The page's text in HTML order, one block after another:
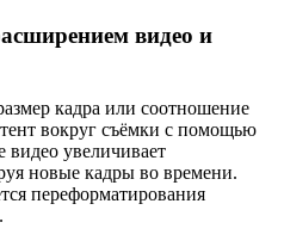
видео и
кадра или соотношение
вокруг съёмки с помощью
увеличивает
новые кадры во времени.
переформатирования